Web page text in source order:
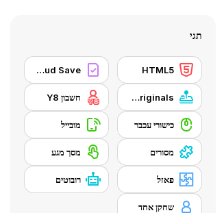
תגי
HTML5
Y8 Cloud Save
Y8 Originals חשבון Y8
כישורי עכבר מובייל
מסורים מסך מגע
פאזל רובוטים
שחקן אחד